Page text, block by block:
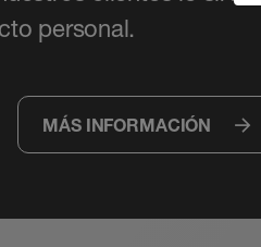
personal.
MÁS INFORMACIÓN